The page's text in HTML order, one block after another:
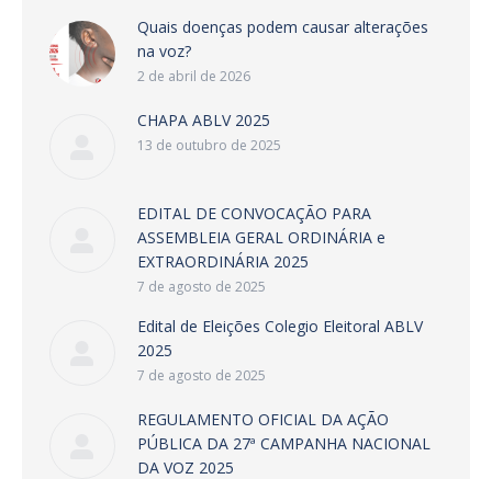
Quais doenças podem causar alterações
na voz?
2 de abril de 2026
CHAPA ABLV 2025
13 de outubro de 2025
EDITAL DE CONVOCAÇÃO PARA
ASSEMBLEIA GERAL ORDINÁRIA e
EXTRAORDINÁRIA 2025
7 de agosto de 2025
Edital de Eleições Colegio Eleitoral ABLV
2025
7 de agosto de 2025
REGULAMENTO OFICIAL DA AÇÃO
PÚBLICA DA 27ª CAMPANHA NACIONAL
DA VOZ 2025